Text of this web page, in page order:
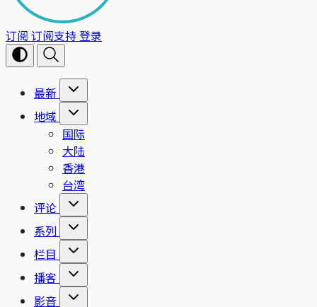
订阅 订阅支持登录
最新
地域
国际
大陆
香港
台湾
评论
系列
栏目
播客
影音